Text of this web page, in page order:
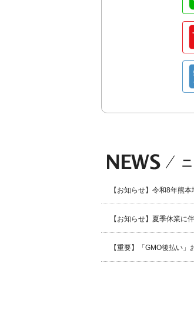
【お知らせ】令和8年熊
【お知らせ】夏季休業に
【重要】「GMO後払い